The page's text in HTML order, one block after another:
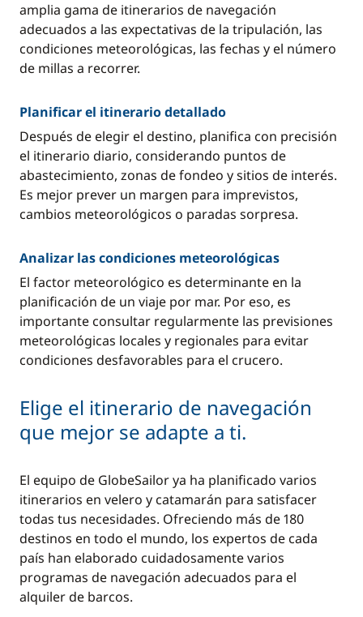
amplia gama de itinerarios de navegación
adecuados a las expectativas de la tripulación, las
condiciones meteorológicas, las fechas y el número
de millas a recorrer.
Planificar el itinerario detallado
Después de elegir el destino, planifica con precisión
el itinerario diario, considerando puntos de
abastecimiento, zonas de fondeo y sitios de interés.
Es mejor prever un margen para imprevistos,
cambios meteorológicos o paradas sorpresa.
Analizar las condiciones meteorológicas
El factor meteorológico es determinante en la
planificación de un viaje por mar. Por eso, es
importante consultar regularmente las previsiones
meteorológicas locales y regionales para evitar
condiciones desfavorables para el crucero.
Elige el itinerario de navegación
que mejor se adapte a ti.
El equipo de GlobeSailor ya ha planificado varios
itinerarios en velero y catamarán para satisfacer
todas tus necesidades. Ofreciendo más de 180
destinos en todo el mundo, los expertos de cada
país han elaborado cuidadosamente varios
programas de navegación adecuados para el
alquiler de barcos.